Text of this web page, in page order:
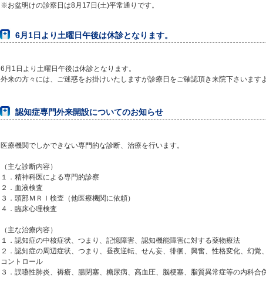
※お盆明けの診察日は8月17日(土)平常通りです。
6月1日より土曜日午後は休診となります。
6月1日より土曜日午後は休診となります。
外来の方々には、ご迷惑をお掛けいたしますが診療日をご確認頂き来院下さいます
認知症専門外来開設についてのお知らせ
医療機関でしかできない専門的な診断、治療を行います。
（主な診断内容）
１．精神科医による専門的診察
２．血液検査
３．頭部ＭＲＩ検査（他医療機関に依頼）
４．臨床心理検査
（主な治療内容）
１．認知症の中核症状、つまり、記憶障害、認知機能障害に対する薬物療法
２．認知症の周辺症状、つまり、昼夜逆転、せん妄、徘徊、興奮、性格変化、幻
コントロール
３．誤嚥性肺炎、褥瘡、腸閉塞、糖尿病、高血圧、脳梗塞、脂質異常症等の内科合